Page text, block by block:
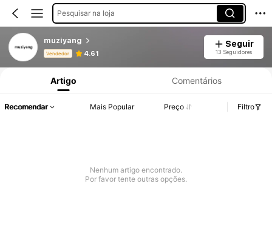
Pesquisar na loja
muziyang
Vendedor 4.61
Seguir
13 Seguidores
Informações do Produto: Divulgação de Preço, Vendas e Detalhes de Stock.
Artigo Comentários
Recomendar Mais Popular Preço Filtro
Nenhum artigo encontrado.
Por favor tente outras opções.